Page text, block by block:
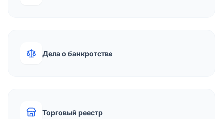
Дела о банкротстве
Торговый реестр